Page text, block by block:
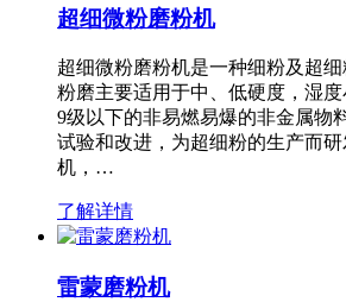
超细微粉磨粉机
超细微粉磨粉机是一种细粉及超
粉磨主要适用于中、低硬度，湿
9级以下的非易燃易爆的非金属物
试验和改进，为超细粉的生产而
机，…
了解详情
雷蒙磨粉机